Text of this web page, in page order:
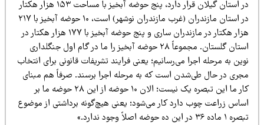
در استان گیلان قرار دارد، پنج حوضه آبخیز با مساحت ۱۵۳ هزار هکتار
در استان مازندران (غرب مازندران نوشهر) است، ۱۰ حوضه آبخیز با ۲۱۷
هزار هکتار در مازندران ساری و پنج حوضه آبخیز با ۱۷۷ هزار هکتار در
استان گلستان. مجموعاً ۲۸ حوضه آبخیز را ما در گام اول جنگلداری
به مرحله اجرا می‌رسانیم؛ یعنی فرایند تشریفات قانونی برای انتخاب
در حال طی‌شدن است که به مرحله اجرا برسند. صرفاً هم مبنای
کار ما این تبصره یک نیست؛ الان ۱۰ حوضه از این ۲۸ حوضه ما بر
زراعت چوب دارد کار می‌شود؛ یعنی هیچ‌گونه برداشتی از موضوع
۳۶ در این ده حوضه اصلاً وجود ندارد.»